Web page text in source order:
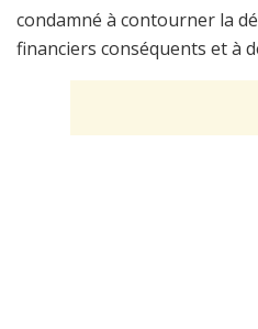
condamné à contourner la
financiers conséquents et à